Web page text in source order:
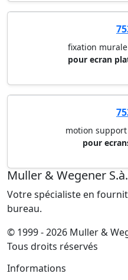
fixation
pour ecran
motion
pour
Muller & Wegener
Votre spécialiste en
bureau.
© 1999 - 2026 Muller &
Tous droits réservés
Informations